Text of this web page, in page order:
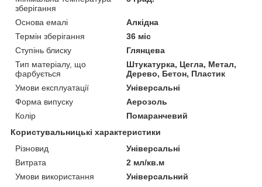
зберігання
Основа емалі
Алкідна
Термін зберігання
36 міс
Ступінь блиску
Глянцева
Тип матеріалу, що
фарбується
Штукатурка, Цегла, Метал,
Дерево, Бетон, Пластик
Умови експлуатації
Універсальні
Форма випуску
Аерозоль
Колір
Помаранчевий
Користувальницькі характеристики
Різновид
Універсальні
Витрата
2 мл/кв.м
Умови використання
Універсальний